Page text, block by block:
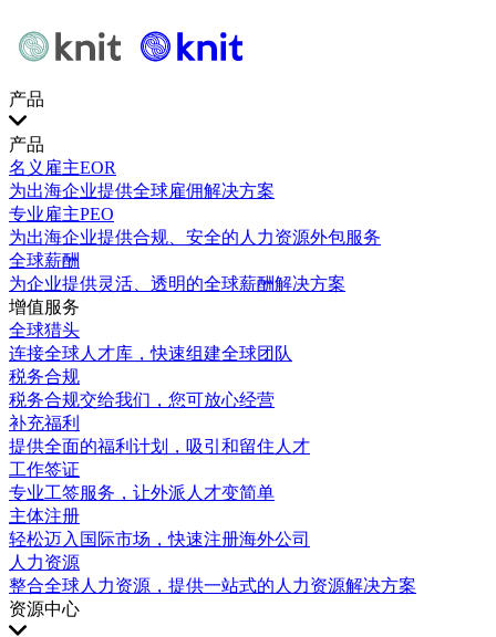
产品
产品
名义雇主EOR
为出海企业提供全球雇佣解决方案
专业雇主PEO
为出海企业提供合规、安全的人力资源外包服务
全球薪酬
为企业提供灵活、透明的全球薪酬解决方案
增值服务
全球猎头
连接全球人才库，快速组建全球团队
税务合规
税务合规交给我们，您可放心经营
补充福利
提供全面的福利计划，吸引和留住人才
工作签证
专业工签服务，让外派人才变简单
主体注册
轻松迈入国际市场，快速注册海外公司
人力资源
整合全球人力资源，提供一站式的人力资源解决方案
资源中心